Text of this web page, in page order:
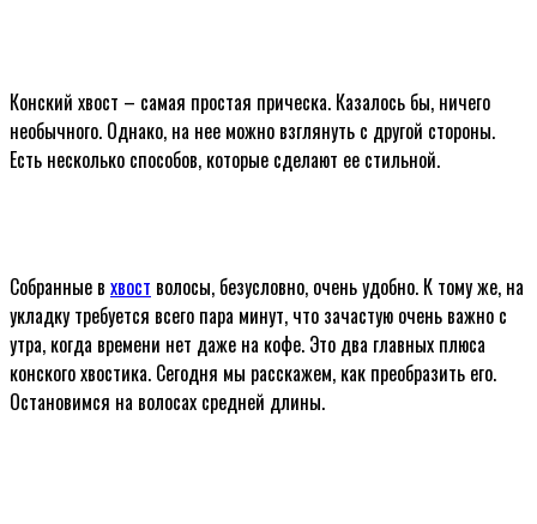
Конский хвост – самая простая прическа. Казалось бы, ничего
необычного. Однако, на нее можно взглянуть с другой стороны.
Есть несколько способов, которые сделают ее стильной.
Собранные в хвост волосы, безусловно, очень удобно. К тому же, на
укладку требуется всего пара минут, что зачастую очень важно с
утра, когда времени нет даже на кофе. Это два главных плюса
конского хвостика. Сегодня мы расскажем, как преобразить его.
Остановимся на волосах средней длины.